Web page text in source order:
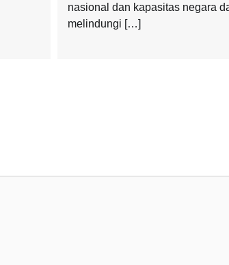
nasional dan kapasitas negara
melindungi […]